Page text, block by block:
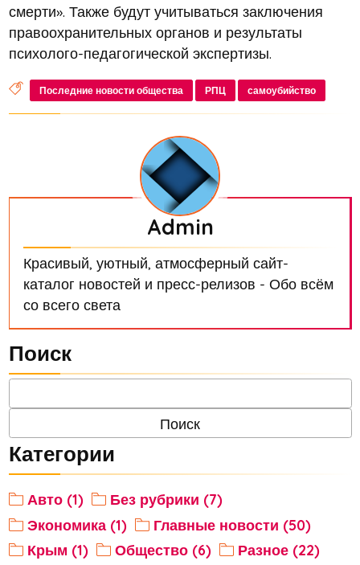
смерти». Также будут учитываться заключения
правоохранительных органов и результаты
психолого-педагогической экспертизы.
Последние новости общества РПЦ самоубийство
Admin
Красивый, уютный, атмосферный сайт-
каталог новостей и пресс-релизов - Обо всём
со всего света
Поиск
Категории
Авто (1)
Без рубрики (7)
Экономика (1)
Главные новости (50)
Крым (1)
Общество (6)
Разное (22)